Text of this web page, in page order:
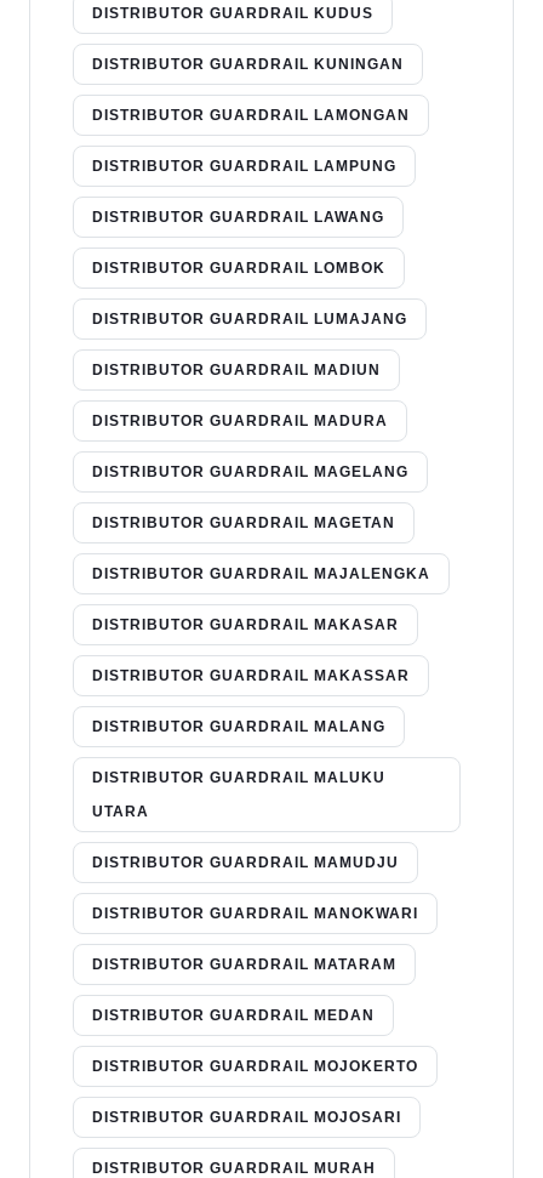
DISTRIBUTOR GUARDRAIL KUDUS
DISTRIBUTOR GUARDRAIL KUNINGAN
DISTRIBUTOR GUARDRAIL LAMONGAN
DISTRIBUTOR GUARDRAIL LAMPUNG
DISTRIBUTOR GUARDRAIL LAWANG
DISTRIBUTOR GUARDRAIL LOMBOK
DISTRIBUTOR GUARDRAIL LUMAJANG
DISTRIBUTOR GUARDRAIL MADIUN
DISTRIBUTOR GUARDRAIL MADURA
DISTRIBUTOR GUARDRAIL MAGELANG
DISTRIBUTOR GUARDRAIL MAGETAN
DISTRIBUTOR GUARDRAIL MAJALENGKA
DISTRIBUTOR GUARDRAIL MAKASAR
DISTRIBUTOR GUARDRAIL MAKASSAR
DISTRIBUTOR GUARDRAIL MALANG
DISTRIBUTOR GUARDRAIL MALUKU
UTARA
DISTRIBUTOR GUARDRAIL MAMUDJU
DISTRIBUTOR GUARDRAIL MANOKWARI
DISTRIBUTOR GUARDRAIL MATARAM
DISTRIBUTOR GUARDRAIL MEDAN
DISTRIBUTOR GUARDRAIL MOJOKERTO
DISTRIBUTOR GUARDRAIL MOJOSARI
DISTRIBUTOR GUARDRAIL MURAH